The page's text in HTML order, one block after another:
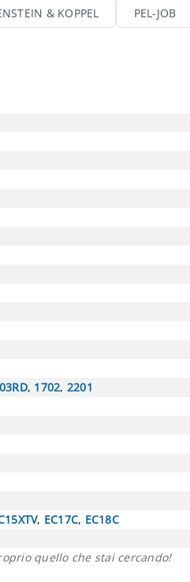
& KOPPEL PEL-JOB
, 1702, 2201
, EC17C, EC18C
quello che stai cercando!